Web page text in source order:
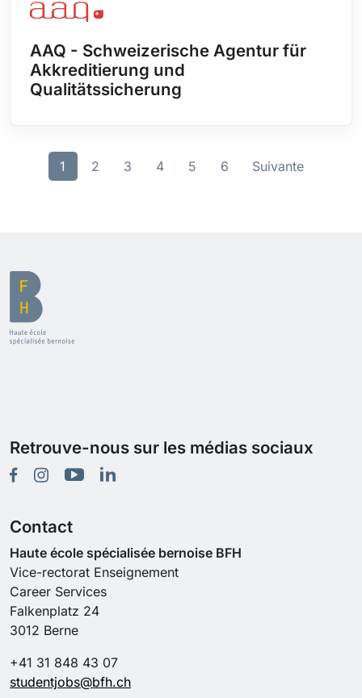
Jamaïque
Jersey
Jordanie
Kazakstan
Kiribati
Koweït
Libéria
Libye
Lituanie
Luxembourg
Malawi
Maldives
Maroc
Martinique
Mauritanie
Mayotte
Mexique
Moldova, République de
Monaco
Mongolie
AAQ - Schweizerische Agentur für
Akkreditierung und
Qualitätssicherung
1 2 3 4 5 6 Suivante
Retrouve-nous sur les médias sociaux
Contact
Haute école spécialisée bernoise BFH
Vice-rectorat Enseignement
Career Services
Falkenplatz 24
3012 Berne
+41 31 848 43 07
studentjobs@bfh.ch